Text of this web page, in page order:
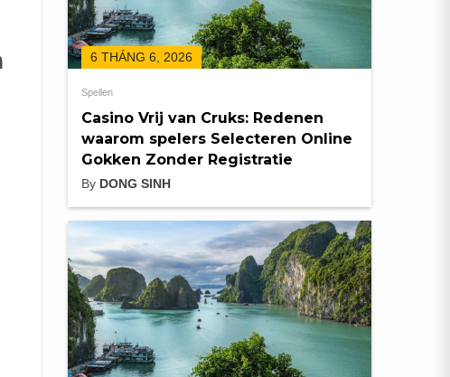
6 THÁNG 6, 2026
Spellen
Casino Vrij van Cruks: Redenen
waarom spelers Selecteren Online
Gokken Zonder Registratie
By DONG SINH